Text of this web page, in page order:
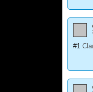
#1